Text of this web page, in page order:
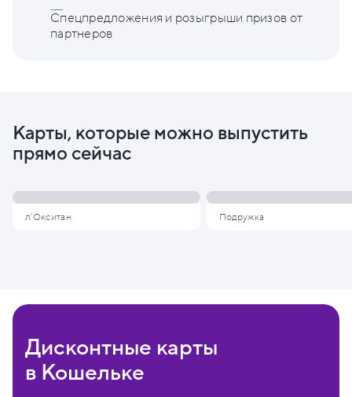
Спецпредложения и розыгрыши призов от
партнеров
Карты, которые можно выпустить
прямо сейчас
л'Окситан Подружка
Дисконтные карты
в Кошельке